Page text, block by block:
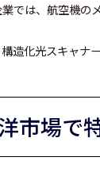
では、航空機の
造化光スキャナ
市場で